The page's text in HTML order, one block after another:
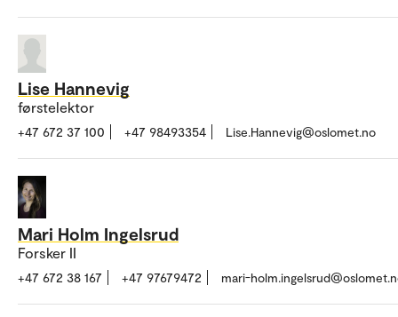
Lise Hannevig
førstelektor
+47 672 37 100 +47 98493354 Lise.Hannevig@oslomet.no
Mari Holm Ingelsrud
Forsker II
+47 672 38 167 +47 97679472 mari-